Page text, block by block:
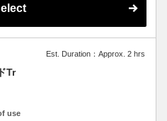
Est. Duration：Approx. 2 hrs
Tr
use